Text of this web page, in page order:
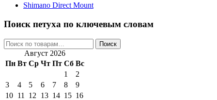
Shimano Direct Mount
Поиск петуха по ключевым словам
Искать: Поиск
Август 2026
Пн Вт Ср Чт Пт Сб Вс
1
2
3
4 5 6 7 8
9
10 11 12 13 14 15 16